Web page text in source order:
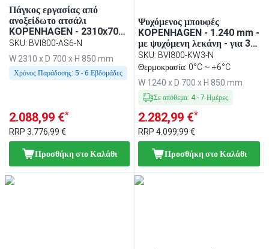
Πάγκος εργασίας από
ανοξείδωτο ατσάλι
KOPENHAGEN - 2310x700
mm - πάσο
SKU: BVI800-AS6-N
W 2310 x D 700 x H 850 mm
Χρόνος Παράδοσης: 5 - 6 Εβδομάδες
2.088,99 €*
RRP 3.776,99 €
Προσθήκη στο Καλάθι
Ψυχόμενος μπουφές
KOPENHAGEN - 1.240 mm -
με ψυχόμενη λεκάνη - για 3 x
GN 1/1 - ανοξείδωτο ατσάλι
SKU: BVI800-KW3-N
Θερμοκρασία: 0°C ~ +6°C
W 1240 x D 700 x H 850 mm
Σε απόθεμα: 4-7 Ημέρες
2.282,99 €*
RRP4.099,99 €
Προσθήκη στο Καλάθι